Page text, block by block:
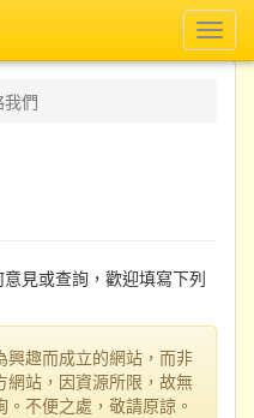
們
見或查詢，歡迎填寫下列
興趣而成立的網站，而非
網站，因資源所限，故無
不便之處，敬請原諒。